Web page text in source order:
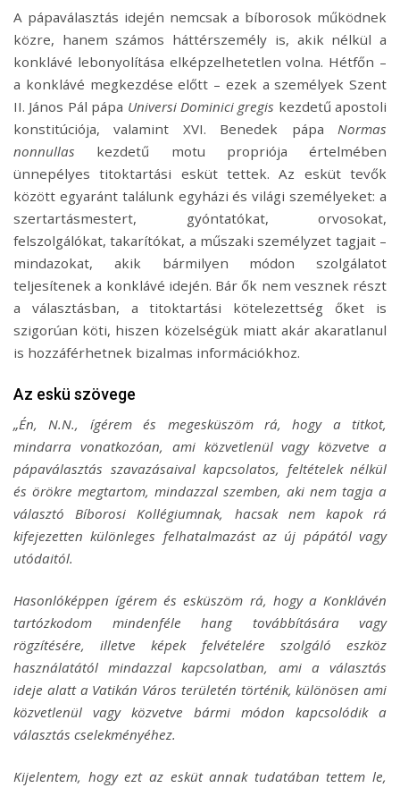
A pápaválasztás idején nemcsak a bíborosok működnek
közre, hanem számos háttérszemély is, akik nélkül a
konklávé lebonyolítása elképzelhetetlen volna. Hétfőn –
a konklávé megkezdése előtt – ezek a személyek Szent
II. János Pál pápa Universi Dominici gregis kezdetű apostoli
konstitúciója, valamint XVI. Benedek pápa Normas
nonnullas kezdetű motu propriója értelmében
ünnepélyes titoktartási esküt tettek. Az esküt tevők
között egyaránt találunk egyházi és világi személyeket: a
szertartásmestert, gyóntatókat, orvosokat,
felszolgálókat, takarítókat, a műszaki személyzet tagjait –
mindazokat, akik bármilyen módon szolgálatot
teljesítenek a konklávé idején. Bár ők nem vesznek részt
a választásban, a titoktartási kötelezettség őket is
szigorúan köti, hiszen közelségük miatt akár akaratlanul
is hozzáférhetnek bizalmas információkhoz.
Az eskü szövege
„Én, N.N., ígérem és megesküszöm rá, hogy a titkot,
mindarra vonatkozóan, ami közvetlenül vagy közvetve a
pápaválasztás szavazásaival kapcsolatos, feltételek nélkül
és örökre megtartom, mindazzal szemben, aki nem tagja a
választó Bíborosi Kollégiumnak, hacsak nem kapok rá
kifejezetten különleges felhatalmazást az új pápától vagy
utódaitól.
Hasonlóképpen ígérem és esküszöm rá, hogy a Konklávén
tartózkodom mindenféle hang továbbítására vagy
rögzítésére, illetve képek felvételére szolgáló eszköz
használatától mindazzal kapcsolatban, ami a választás
ideje alatt a Vatikán Város területén történik, különösen ami
közvetlenül vagy közvetve bármi módon kapcsolódik a
választás cselekményéhez.
Kijelentem, hogy ezt az esküt annak tudatában tettem le,